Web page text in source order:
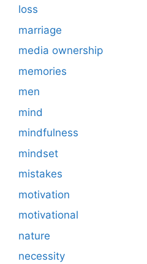
loss
marriage
media ownership
memories
men
mind
mindfulness
mindset
mistakes
motivation
motivational
nature
necessity